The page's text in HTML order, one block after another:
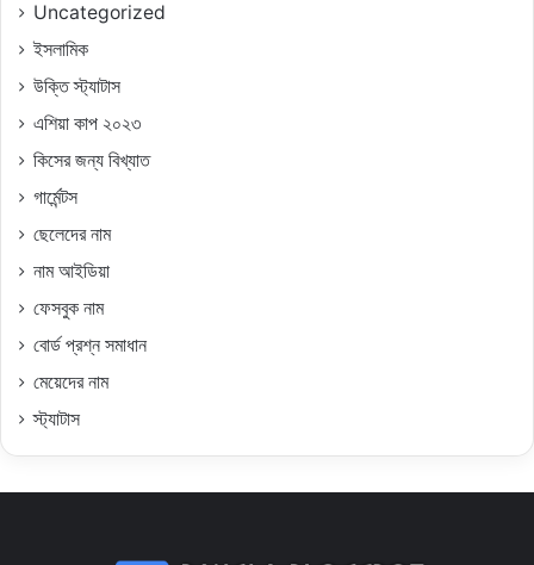
Uncategorized
ইসলামিক
উক্তি স্ট্যাটাস
এশিয়া কাপ ২০২৩
কিসের জন্য বিখ্যাত
গার্মেন্টস
ছেলেদের নাম
নাম আইডিয়া
ফেসবুক নাম
বোর্ড প্রশ্ন সমাধান
মেয়েদের নাম
স্ট্যাটাস